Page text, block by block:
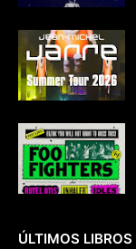
ÚLTIMOS LIBROS